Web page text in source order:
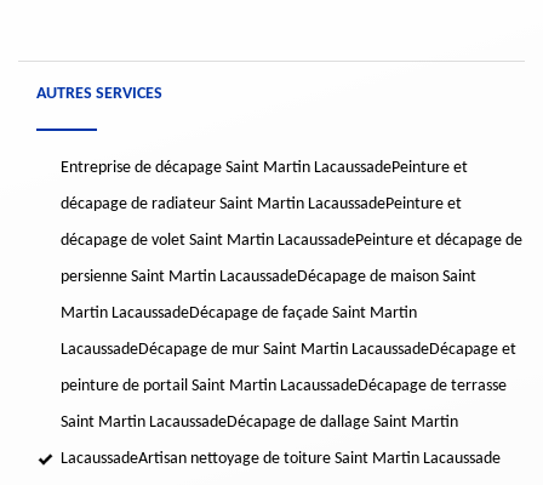
AUTRES SERVICES
Entreprise de décapage Saint Martin LacaussadePeinture et
décapage de radiateur Saint Martin LacaussadePeinture et
décapage de volet Saint Martin LacaussadePeinture et décapage de
persienne Saint Martin LacaussadeDécapage de maison Saint
Martin LacaussadeDécapage de façade Saint Martin
LacaussadeDécapage de mur Saint Martin LacaussadeDécapage et
peinture de portail Saint Martin LacaussadeDécapage de terrasse
Saint Martin LacaussadeDécapage de dallage Saint Martin
LacaussadeArtisan nettoyage de toiture Saint Martin Lacaussade